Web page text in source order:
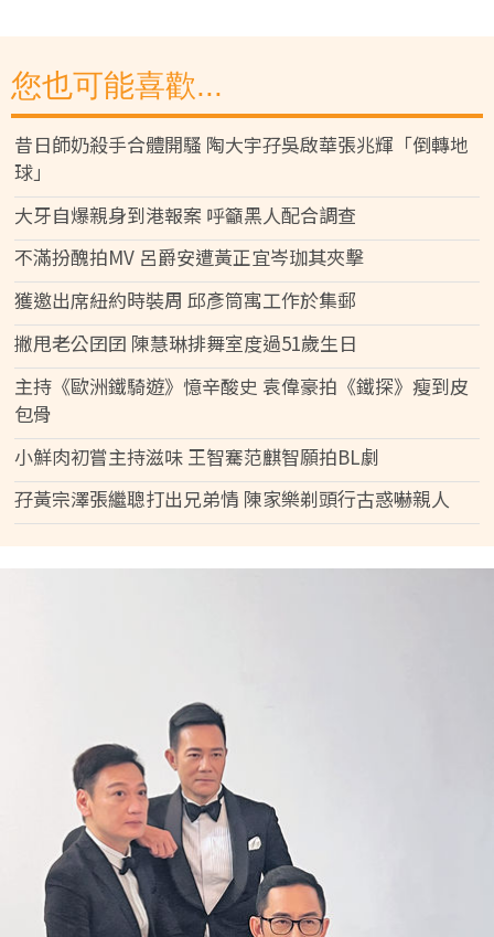
您也可能喜歡...
昔日師奶殺手合體開騷 陶大宇孖吳啟華張兆輝「倒轉地
球」
大牙自爆親身到港報案 呼籲黑人配合調查
不滿扮醜拍MV 呂爵安遭黃正宜岑珈其夾擊
獲邀出席紐約時裝周 邱彥筒寓工作於集郵
撇甩老公囝囝 陳慧琳排舞室度過51歲生日
主持《歐洲鐵騎遊》憶辛酸史 袁偉豪拍《鐵探》瘦到皮
包骨
小鮮肉初嘗主持滋味 王智騫范麒智願拍BL劇
孖黃宗澤張繼聰打出兄弟情 陳家樂剃頭行古惑嚇親人